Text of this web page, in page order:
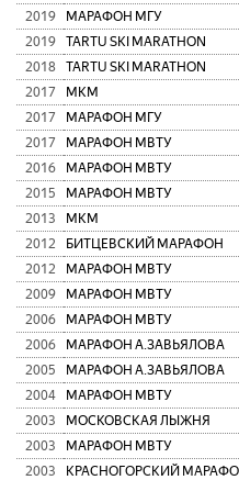
2019
МАРАФОН МГУ
2019
TARTU SKI MARATHON
2018
TARTU SKI MARATHON
2017
МКМ
2017
МАРАФОН МГУ
2017
МАРАФОН МВТУ
2016
МАРАФОН МВТУ
2015
МАРАФОН МВТУ
2013
МКМ
2012
БИТЦЕВСКИЙ МАРАФОН
2012
МАРАФОН МВТУ
2009
МАРАФОН МВТУ
2006
МАРАФОН МВТУ
2006
МАРАФОН А.ЗАВЬЯЛОВА
2005
МАРАФОН А.ЗАВЬЯЛОВА
2004
МАРАФОН МВТУ
2003
МОСКОВСКАЯ ЛЫЖНЯ
2003
МАРАФОН МВТУ
2003
КРАСНОГОРСКИЙ